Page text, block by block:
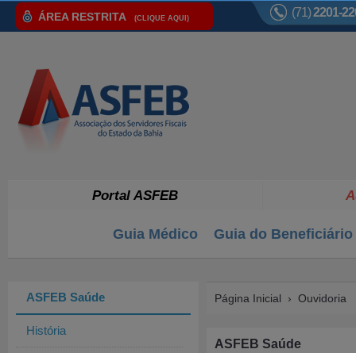
ÁREA RESTRITA (CLIQUE AQUI) (71)2201-
Portal ASFEB
Guia Médico Guia do Beneficiário
ASFEB Saúde
História
Página Inicial › Ouvidoria
ASFEB Saúde